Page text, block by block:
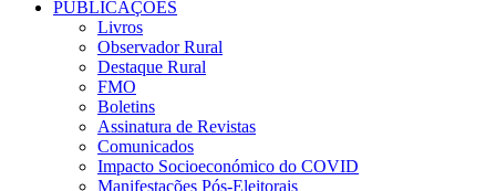
PUBLICAÇÕES
Livros
Observador Rural
Destaque Rural
FMO
Boletins
Assinatura de Revistas
Comunicados
Impacto Socioeconómico do COVID
Manifestações Pós-Eleitorais